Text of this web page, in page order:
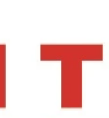
Other category
AUDI